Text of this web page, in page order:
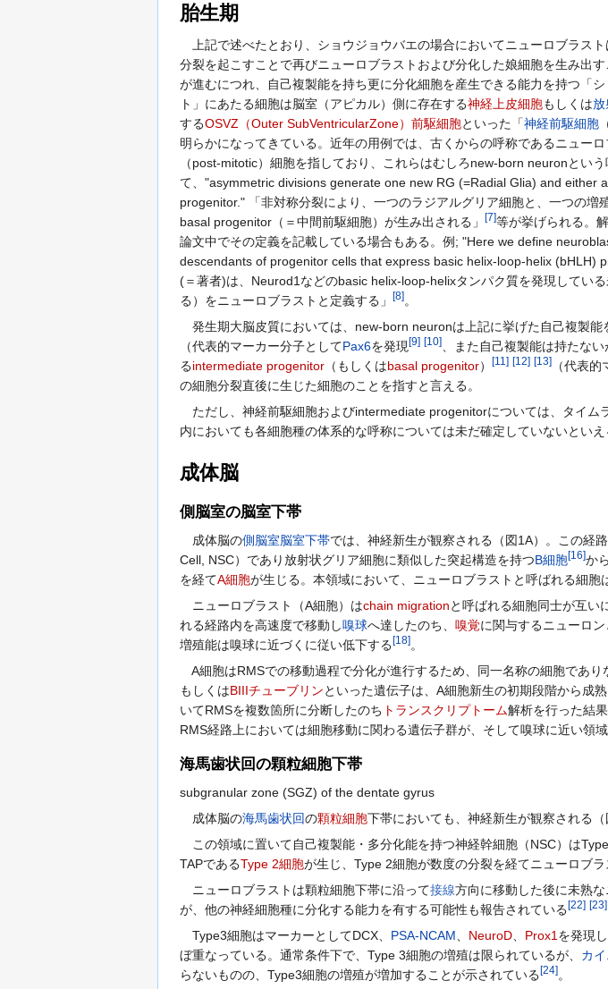
胎生期
上記で述べたとおり、ショウジョウバエの場合においてニューロブラス
分裂を起こすことで再びニューロブラストおよび分化した娘細胞を生み出
が進むにつれ、自己複製能を持ち更に分化細胞を産生できる能力を持つ「
ト」にあたる細胞は脳室（アピカル）側に存在する神経上皮細胞もしくは放
するOSVZ（Outer SubVentricularZone）前駆細胞といった「神経前駆細胞
明らかになってきている。近年の用例では、古くからの呼称であるニュー
（post-mitotic）細胞を指しており、これらはむしろnew-born neuronとい
て、"asymmetric divisions generate one new RG (=Radial Glia) and either
progenitor." 「非対称分裂により、一つのラジアルグリア細胞と、一つの増
basal progenitor（＝中間前駆細胞）が生み出される」
[7]等が挙げられる。
論文中でその定義を記載している場合もある。例; "Here we define
descendants of progenitor cells that express basic helix-loop-helix (bHLH)
(＝著者)は、Neurod1などのbasic helix-loop-helixタンパク質を発現してい
る）をニューロブラストと定義する」
[8] 。
発生期大脳皮質においては、new-born neuronは上記に挙げた自己複製能
（代表的マーカー分子としてPax6を発現 [9] [10]
、また自己複製能は持たな
るintermediate progenitor （もしくはbasal progenitor） [11 ] [12] [13] （代表
の細胞分裂直後に生じた細胞のことを指すと言える。
ただし、神経前駆細胞およびintermediate progenitorについては、タイム
内においても各細胞種の体系的な呼称については未だ確定していないといえ
成体脳
側脳室の脳室下帯
成体脳の側脳室脳室下帯では、神経新生が観察される（図1A）。この経
Cell, NSC）であり放射状グリア細胞に類似した突起構造を持つB細胞[16]か
を経てA細胞が生じる。本領域において、ニューロブラストと呼ばれる細胞
ニューロブラスト（A細胞）はchain migrationと呼ばれる細胞同士が互い
れる経路内を高速度で移動し嗅球へ達したのち、 嗅覚に関与するニューロ
増殖能は嗅球に近づくに従い低下する[18]。
A細胞はRMSでの移動過程で分化が進行するため、同一名称の細胞であ
もしくはBIIIチューブリンといった遺伝子は、A細胞新生の初期段階から成
いてRMSを複数箇所に分断したのち トランスクリプトーム解析を行った結
RMS経路上においては細胞移動に関わる遺伝子群が、そして嗅球に近い領
海馬歯状回の顆粒細胞下帯
subgranular zone (SGZ) of the dentate gyrus
成体脳の海馬歯状回の顆粒細胞下帯においても、神経新生が観察される（
この領域に置いて自己複製能・多分化能を持つ神経幹細胞（NSC）はType
TAPであるType 2細胞が生じ、Type 2細胞が数度の分裂を経てニューロブラ
ニューロブラストは顆粒細胞下帯に沿って接線方向に移動した後に未熟
が、他の神経細胞種に分化する能力を有する可能性も報告されている [22] [23]
Type3細胞はマーカーとしてDCX、 PSA-NCAM NeuroD Prox1 を発現
ぼ重なっている。通常条件下で、Type 3細胞の増殖は限られているが、 カ
らないものの、Type3細胞の増殖が増加することが示されている [24] 。